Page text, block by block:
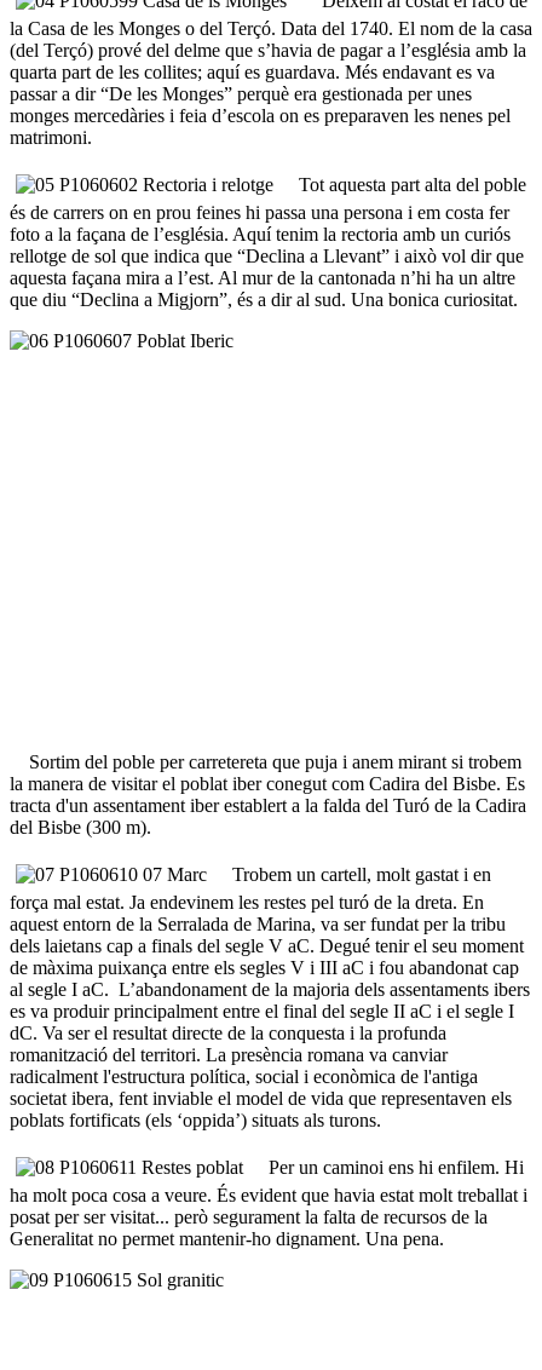
la Casa de les Monges o del Terçó. Data del 1740. El nom de la casa
(del Terçó) prové del delme que s’havia de pagar a l’església amb la
quarta part de les collites; aquí es guardava. Més endavant es va
passar a dir “De les Monges” perquè era gestionada per unes
monges mercedàries i feia d’escola on es preparaven les nenes pel
matrimoni.
Tot aquesta part alta del poble
és de carrers on en prou feines hi passa una persona i em costa fer
foto a la façana de l’església. Aquí tenim la rectoria amb un curiós
rellotge de sol que indica que “Declina a Llevant” i això vol dir que
aquesta façana mira a l’est. Al mur de la cantonada n’hi ha un altre
que diu “Declina a Migjorn”, és a dir al sud. Una bonica curiositat.
Sortim del poble per carretereta que puja i anem mirant si trobem
la manera de visitar el poblat iber conegut com Cadira del Bisbe. Es
tracta d'un assentament iber establert a la falda del Turó de la Cadira
del Bisbe (300 m).
Trobem un cartell, molt gastat i en
força mal estat. Ja endevinem les restes pel turó de la dreta. En
aquest entorn de la Serralada de Marina, va ser fundat per la tribu
dels laietans cap a finals del segle V aC. Degué tenir el seu moment
de màxima puixança entre els segles V i III aC i fou abandonat cap
al segle I aC. L’abandonament de la majoria dels assentaments ibers
es va produir principalment entre el final del segle II aC i el segle I
dC. Va ser el resultat directe de la conquesta i la profunda
romanització del territori. La presència romana va canviar
radicalment l'estructura política, social i econòmica de l'antiga
societat ibera, fent inviable el model de vida que representaven els
poblats fortificats (els ‘oppida’) situats als turons.
Per un caminoi ens hi enfilem. Hi
ha molt poca cosa a veure. És evident que havia estat molt treballat i
posat per ser visitat... però segurament la falta de recursos de la
Generalitat no permet mantenir-ho dignament. Una pena.